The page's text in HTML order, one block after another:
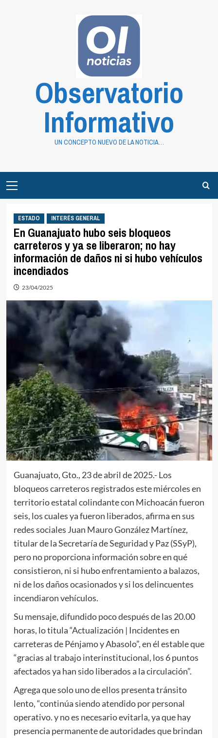
Observatorio
Informativo
UN CONCEPTO NUEVO DE LA NOTICIA…
Menu
ESTADO INTERÉS GENERAL
En Guanajuato hubo seis bloqueos
carreteros y ya se liberaron; no hay
información de daños ni si hubo vehículos
incendiados
23/04/2025
Guanajuato, Gto., 23 de abril de 2025.- Los
bloqueos carreteros registrados este miércoles en
territorio estatal colindante con Michoacán fueron
seis, los cuales ya fueron liberados, afirma en sus
redes sociales Juan Mauro González Martínez,
titular de la Secretaría de Seguridad y Paz (SSyP),
pero no proporciona información sobre en qué
consistieron, ni si hubo enfrentamiento a balazos,
ni de los daños ocasionados y si los delincuentes
incendiaron vehículos.
Su mensaje, difundido poco después de las 20.00
horas, lo titula “Actualización | Incidentes en
carreteras de Pénjamo y Abasolo”, en él estable que
“gracias al trabajo interinstitucional, los 6 puntos
afectados ya han sido liberados a la circulación”.
Agrega que solo uno de ellos presenta tránsito
lento, “continúa siendo atendido por personal
operativo. y no es necesario evitarla, ya que hay
presencia permanente de autoridades que brindan